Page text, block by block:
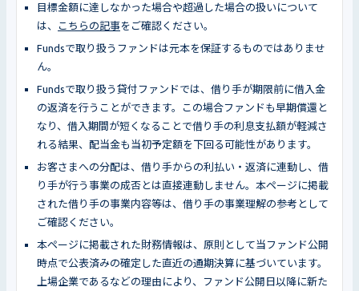
目標金額に達しなかった場合や超過した場合の扱いについて
は、
こちらの記事をご確認ください。
Fundsで取り扱うファンドは元本を保証するものではありませ
ん。
Fundsで取り扱う貸付ファンドでは、借り手が期限前に借入金
の返済を行うことができます。この場合ファンドも早期償還と
なり、借入期間が短くなることで借り手の利息支払額が軽減さ
れる結果、配当金も当初予定額を下回る可能性があります。
お客さまへの分配は、借り手からの利払い・返済に連動し、借
り手が行う事業の成否とは直接連動しません。本ページに掲載
された借り手の事業内容等は、借り手の事業理解の参考として
ご確認ください。
本ページに掲載された財務情報は、原則として当ファンド公開
時点で公表済みの確定した直近の通期決算に基づいています。
上場企業であるなどの理由により、ファンド公開日以降に新た